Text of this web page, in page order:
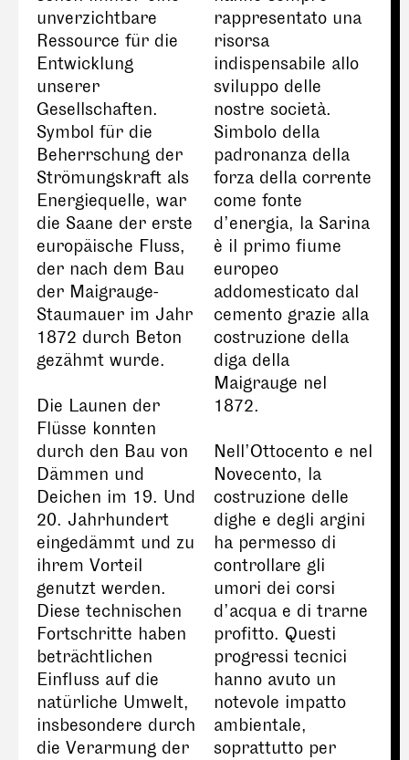
unverzichtbare
Ressource für die
Entwicklung
unserer
Gesellschaften.
Symbol für die
Beherrschung der
Strömungskraft als
Energiequelle, war
die Saane der erste
europäische Fluss,
der nach dem Bau
der Maigrauge-
Staumauer im Jahr
1872 durch Beton
gezähmt wurde.
Die Launen der
Flüsse konnten
durch den Bau von
Dämmen und
Deichen im 19. Und
20. Jahrhundert
eingedämmt und zu
ihrem Vorteil
genutzt werden.
Diese technischen
Fortschritte haben
beträchtlichen
Einfluss auf die
natürliche Umwelt,
insbesondere durch
die Verarmung der
rappresentato una
risorsa
indispensabile allo
sviluppo delle
nostre società.
Simbolo della
padronanza della
forza della corrente
come fonte
d’energia, la Sarina
è il primo fiume
europeo
addomesticato dal
cemento grazie alla
costruzione della
diga della
Maigrauge nel
1872.
Nell’Ottocento e nel
Novecento, la
costruzione delle
dighe e degli argini
ha permesso di
controllare gli
umori dei corsi
d’acqua e di trarne
profitto. Questi
progressi tecnici
hanno avuto un
notevole impatto
ambientale,
soprattutto per